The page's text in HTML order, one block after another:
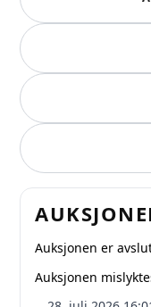
Auksjonen er
Auksjonen